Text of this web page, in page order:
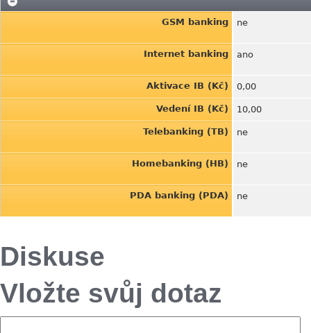
GSM banking ne
Internet banking ano
Aktivace IB (Kč) 0,00
Vedení IB (Kč) 10,00
Telebanking (TB) ne
Homebanking (HB) ne
PDA banking (PDA) ne
Diskuse
Vložte svůj dotaz